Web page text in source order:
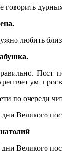
говорить
любить
Пост
ум,
по очереди
Великого
Великого